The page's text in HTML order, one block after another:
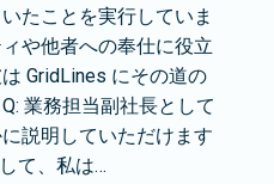
たことを実行していま
や他者への奉仕に役立
GridLines にその道の
業務担当副社長として
説明していただけます
て、私は…